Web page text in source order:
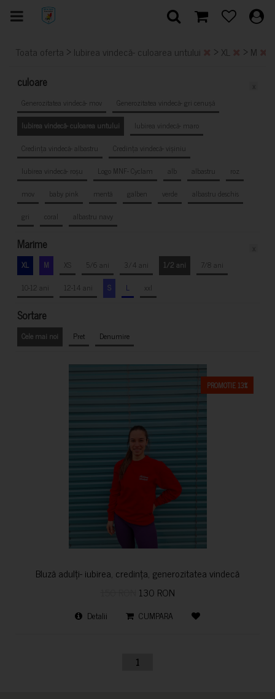
Toata oferta > Iubirea vindecă- culoarea untului > XL > M
culoare
Generozitatea vindecă- mov
Generozitatea vindecă- gri cenușă
Iubirea vindecă- culoarea untului
Iubirea vindecă- maro
Credința vindecă- albastru
Credința vindecă- vișiniu
Iubirea vindecă- roșu
Logo MNF- Cyclam alb albastru
roz
mov
baby pink mentă galben verde
albastru deschis
gri
coral albastru navy
Marime
XL M XS 5/6 ani 3/4 ani 1/2 ani
7/8 ani
10-12 ani
12-14 ani S L xxl
Sortare
Cele mai noi Pret Denumire
PROMOTIE 13%
Bluză adulți- iubirea, credința, generozitatea vindecă
130 RON
Detalii CUMPARA
1